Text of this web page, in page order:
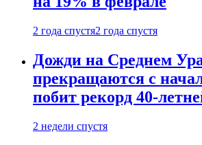
2 года спустя2 года спустя
Дожди на Среднем
прекращаются с
побит рекорд 40-
2 недели спустя